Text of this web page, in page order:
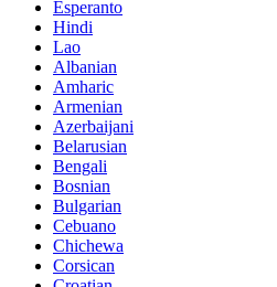
Esperanto
Hindi
Lao
Albanian
Amharic
Armenian
Azerbaijani
Belarusian
Bengali
Bosnian
Bulgarian
Cebuano
Chichewa
Corsican